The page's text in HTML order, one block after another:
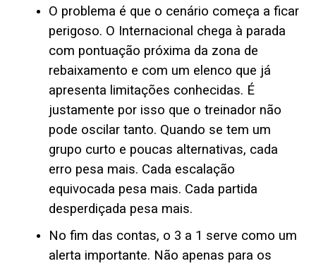
O problema é que o cenário começa a ficar
perigoso. O Internacional chega à parada
com pontuação próxima da zona de
rebaixamento e com um elenco que já
apresenta limitações conhecidas. É
justamente por isso que o treinador não
pode oscilar tanto. Quando se tem um
grupo curto e poucas alternativas, cada
erro pesa mais. Cada escalação
equivocada pesa mais. Cada partida
desperdiçada pesa mais.
No fim das contas, o 3 a 1 serve como um
alerta importante. Não apenas para os